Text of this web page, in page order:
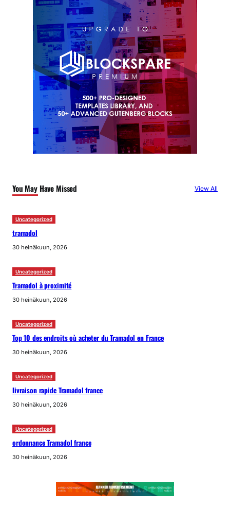
You May Have Missed View All
Uncategorized
tramadol
30 heinäkuun, 2026
Uncategorized
Tramadol à proximité
30 heinäkuun, 2026
Uncategorized
Top 10 des endroits où acheter du Tramadol en France
30 heinäkuun, 2026
Uncategorized
livraison rapide Tramadol france
30 heinäkuun, 2026
Uncategorized
ordonnance Tramadol france
30 heinäkuun, 2026